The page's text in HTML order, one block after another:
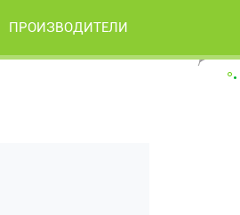
ПРОИЗВОДИТЕЛИ